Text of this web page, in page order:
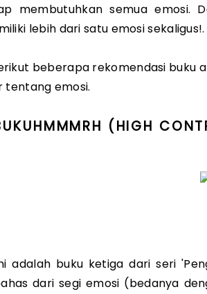
membutuhkan semua emosi.
lebih dari satu emosi
beberapa rekomendasi buku
tentang emosi.
(HIGH
adalah buku ketiga dari seri
dari segi emosi (bedanya